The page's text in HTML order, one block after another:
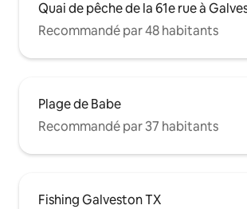
Quai de pêche de la 61e rue à
Recommandé par 48 habitants
Plage de Babe
Recommandé par 37 habitants
Fishing Galveston TX